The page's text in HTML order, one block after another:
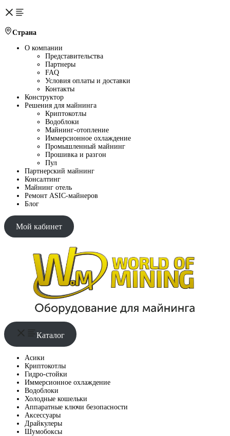
Страна
О компании
Представительства
Партнеры
FAQ
Условия оплаты и доставки
Контакты
Конструктор
Решения для майнинга
Криптокотлы
Водоблоки
Майнинг-отопление
Иммерсионное охлаждение
Промышленный майнинг
Прошивка и разгон
Пул
Партнерский майнинг
Консалтинг
Майнинг отель
Ремонт ASIC-майнеров
Блог
Мой кабинет
Каталог
Асики
Криптокотлы
Гидро-стойки
Иммерсионное охлаждение
Водоблоки
Холодные кошельки
Аппаратные ключи безопасности
Аксессуары
Драйкулеры
Шумобоксы